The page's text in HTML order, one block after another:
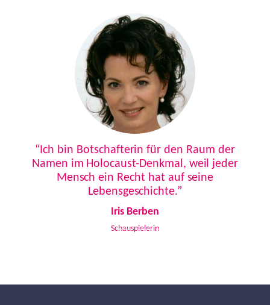
“Ich bin Botschafterin für den Raum der
Namen im Holocaust-Denkmal, weil jeder
Mensch ein Recht hat auf seine
Lebensgeschichte.”
Iris Berben
Schauspielerin